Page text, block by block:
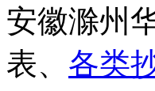
安徽滁州
表、 各类